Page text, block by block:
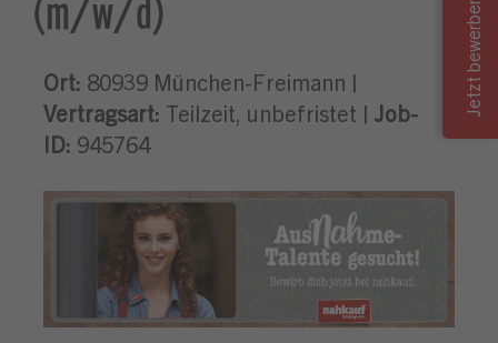
(m/w/d)
Ort: 80939 München-Freimann |
Vertragsart: Teilzeit, unbefristet | Job-
ID: 945764